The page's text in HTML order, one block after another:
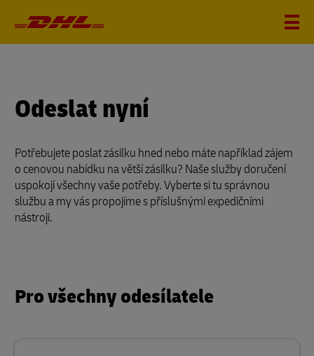
Odeslat nyní
Potřebujete poslat zásilku hned nebo máte například zájem
o cenovou nabídku na větší zásilku? Naše služby doručení
uspokojí všechny vaše potřeby. Vyberte si tu správnou
službu a my vás propojíme s příslušnými expedičními
nástroji.
Pro všechny odesílatele